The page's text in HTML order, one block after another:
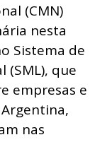
(CMN)
nesta
Sistema de
(SML), que
empresas e
nas